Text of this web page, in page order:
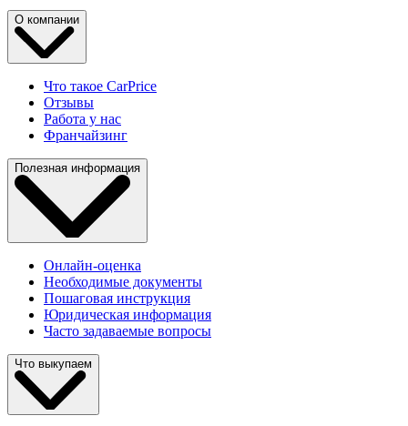
О компании
Что такое CarPrice
Отзывы
Работа у нас
Франчайзинг
Полезная информация
Онлайн-оценка
Необходимые документы
Пошаговая инструкция
Юридическая информация
Часто задаваемые вопросы
Что выкупаем